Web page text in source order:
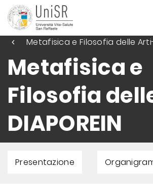
Metafisica e Filosofia delle Arti-
Metafisica e
Filosofia
DIAPOREIN
Presentazione